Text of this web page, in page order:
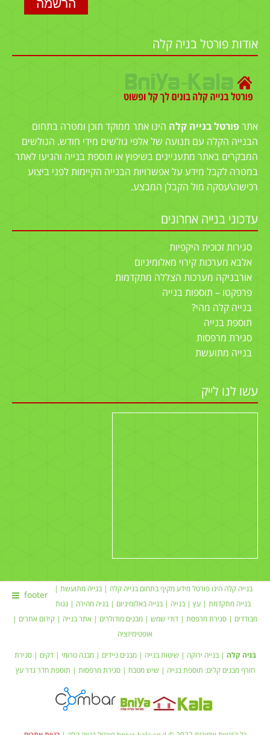
אודות פורטל בניה קלה
אתר פורטל בנייה קלה הינו אתר ממוקד תוכן ומטרה בתחום
הבנייה הקלה עם תנועה של אלפי גולשים מידי חודש. הגולשים
המבקרים באתר מתעניינים בשיפוץ או תוספת בנייה והגיעו לאתר
במטרה לקבל מידע על אפשרויות הבנייה הקיימות לפני ביצוע
רכישה\עסקה מול הקבלן המבצע.
עדכוני בנייה אחרונים
סגירות זכוכית היקפיות
אלבא מערכות קירוי מאלומיניום
אורבניקה מערכות הצללה מתקדמות
פרפקטו – תוספות בנייה
בנייה קלה מהי?
תוספת בנייה
סגירת מרפסות
בנייה מתועשת
עשו לנו לייק
footer
בנייה קלה הינו פורטל מידע מקיף בתחוםבנייה קלה |בנייה מתועשת
בנייה מתקדמת | עץ בנייה בנייה באלומיניום בניה מהירה
גגות
מבודדים
סגירת מרפסת דודי שמש | מבנים מודולרים | אתר בנייה קידום אתרים
אופטימיזציה
בניה קלה |בנייה ירוקה שיטות בנייה |מבנים ניידים | מבנה טרומי |דקים |סגירת
חורף מבנים קלים: תוספת בנייה שיש מטבח | סגירת מרפסות | תוספת חדרגדר עץ